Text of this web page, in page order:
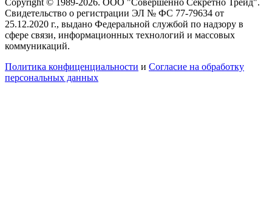
Свидетельство о регистрации ЭЛ № ФС 77-79634 от
25.12.2020 г., выдано Федеральной службой по надзору в
сфере связи, информационных технологий и массовых
коммуникаций.
Политика конфиценциальности и Согласие на обработку
персональных данных